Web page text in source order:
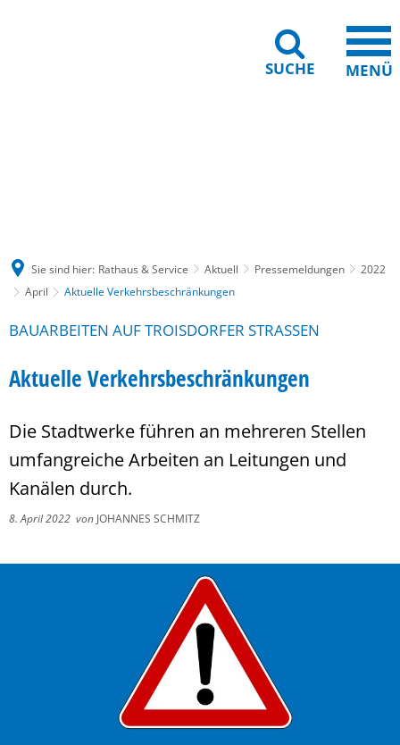
SUCHE MENÜ
Sie sind hier: Rathaus & Service Aktuell Pressemeldungen
2022
April
Aktuelle Verkehrsbeschränkungen
BAUARBEITEN AUF TROISDORFER STRASSEN
Aktuelle Verkehrsbeschränkungen
Die Stadtwerke führen an mehreren Stellen
umfangreiche Arbeiten an Leitungen und
Kanälen durch.
8. April 2022 von JOHANNES SCHMITZ